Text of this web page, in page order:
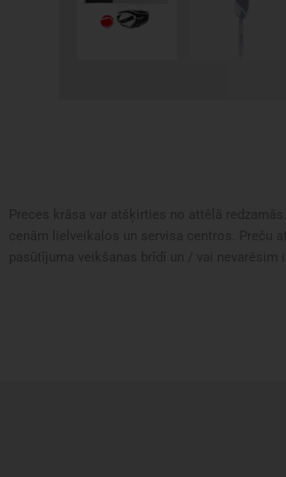
Preces krāsa var atšķirties no attēlā
pasūtījuma veikšanas brīdī un / vai